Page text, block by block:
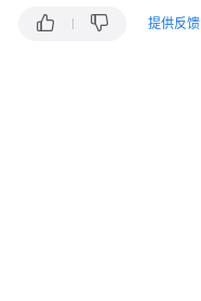
用
户
提供反馈